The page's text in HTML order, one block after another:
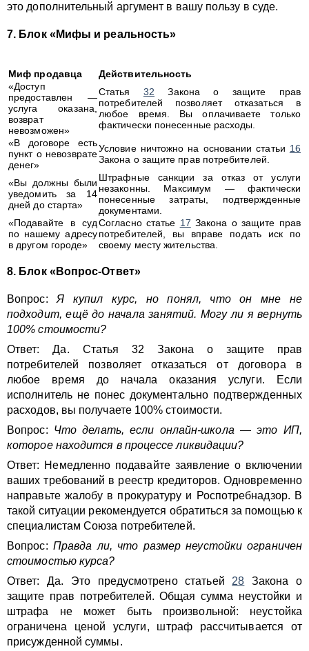
это дополнительный аргумент в вашу пользу в суде.
7. Блок «Мифы и реальность»
Миф продавца
Действительность
«Доступ
предоставлен —
услуга оказана,
возврат
невозможен»
Статья 32 Закона о защите прав
потребителей позволяет отказаться в
любое время. Вы оплачиваете только
фактически понесенные расходы.
«В договоре есть
пункт о невозврате
денег»
Условие ничтожно на основании статьи 16
Закона о защите прав потребителей.
«Вы должны были
уведомить за 14
дней до старта»
Штрафные санкции за отказ от услуги
незаконны. Максимум — фактически
понесенные затраты, подтвержденные
документами.
«Подавайте в суд
по нашему адресу
в другом городе»
Согласно статье 17 Закона о защите прав
потребителей, вы вправе подать иск по
своему месту жительства.
8. Блок «Вопрос-Ответ»
Вопрос:Я купил курс, но понял, что он мне не
подходит, ещё до начала занятий. Могу ли я вернуть
100% стоимости?
Ответ: Да. Статья 32 Закона о защите прав
потребителей позволяет отказаться от договора в
любое время до начала оказания услуги. Если
исполнитель не понес документально подтвержденных
расходов, вы получаете 100% стоимости.
Вопрос: Что делать, если онлайн-школа — это ИП,
которое находится в процессе ликвидации?
Ответ: Немедленно подавайте заявление о включении
ваших требований в реестр кредиторов. Одновременно
направьте жалобу в прокуратуру и Роспотребнадзор. В
такой ситуации рекомендуется обратиться за помощью к
специалистам Союза потребителей.
Вопрос: Правда ли, что размер неустойки ограничен
стоимостью курса?
Ответ: Да. Это предусмотрено статьей 28 Закона о
защите прав потребителей. Общая сумма неустойки и
штрафа не может быть произвольной: неустойка
ограничена ценой услуги, штраф рассчитывается от
присужденной суммы.